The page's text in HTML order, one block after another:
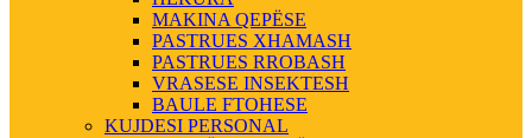
MAKINA QEPËSE
PASTRUES XHAMASH
PASTRUES RROBASH
VRASESE INSEKTESH
BAULE FTOHESE
KUJDESI PERSONAL